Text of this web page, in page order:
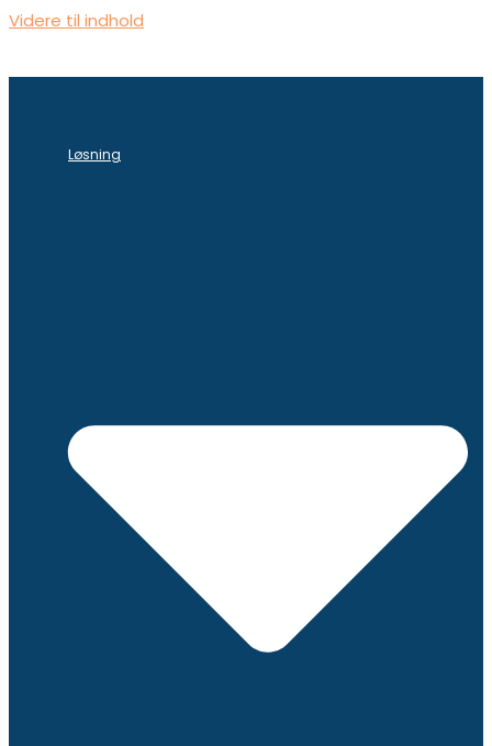
Videre til indhold
Løsning